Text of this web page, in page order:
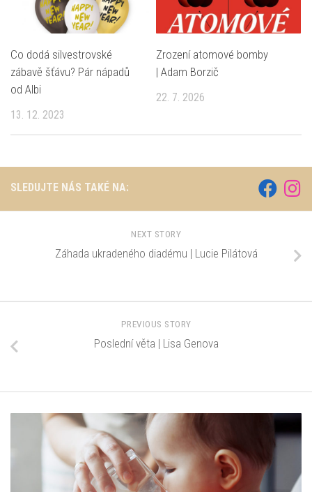
Co dodá silvestrovské
zábavě šťávu? Pár nápadů
od Albi
13. 12. 2023
Zrození atomové bomby
| Adam Borzič
22. 7. 2026
SLEDUJTE NÁS TAKÉ NA:
NEXT STORY
Záhada ukradeného diadému | Lucie Pilátová
PREVIOUS STORY
Poslední věta | Lisa Genova